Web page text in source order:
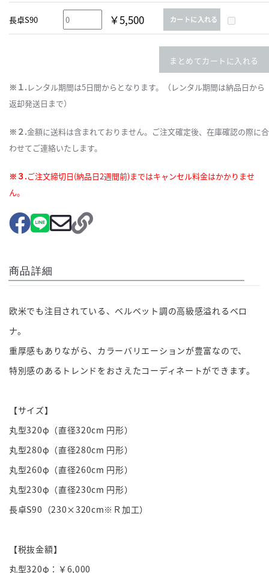
長卓S90 ￥5,500 カートに入れる
まとめてカートに入れる
※１. レンタル期間は5日間からとなります。（レンタル期間は納品日から
返却発送日まで）
※２.金額に送料は含まれておりません。ご注文確定後、在庫確認の際に合
わせてご連絡いたします。
※３.ご注文締切日(納品日2週間前)まではキャンセル料金はかかりませ
ん。
商品詳細
欧米でも注目されている、ベルベット調の高級感溢れるベロ
ナ。
重厚感もありながら、カラーバリエーションが豊富なので、
特別感のあるトレンドをおさえたコーディネートができます。
【サイズ】
丸型320φ（直径320cm 円形）
丸型280φ（直径280cm 円形）
丸型260φ（直径260cm 円形）
丸型230φ（直径230cm 円形）
長卓S90（230×320cm※Ｒ加工）
【税抜金額】
丸型320φ：￥6,000